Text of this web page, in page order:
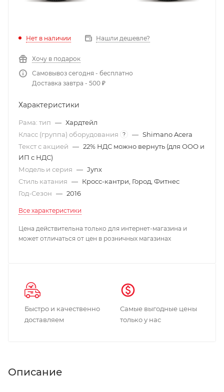
Нет в наличии Нашли дешевле?
Хочу в подарок
Самовывоз сегодня - бесплатно
Доставка завтра - 500 ₽
Характеристики
Рама: тип — Хардтейл
Класс (группа) оборудования
? — Shimano Acera
Текст с акцией — 22% НДС можно вернуть (для ООО и
ИП с НДС)
Модель и серия — Jynx
Стиль катания — Кросс-кантри, Город, Фитнес
Год-Сезон — 2016
Все характеристики
Цена действительна только для интернет-магазина и
может отличаться от цен в розничных магазинах
Быстро и качественно
доставляем
Самые выгодные цены
только у нас
Описание